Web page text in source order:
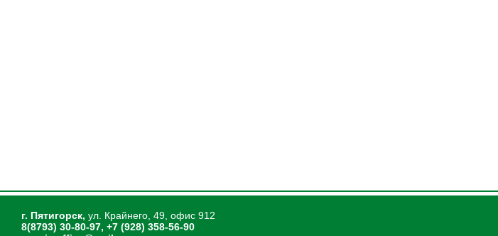
г. Пятигорск, ул. Крайнего, 49, офис 912
8(8793) 30-80-97, +7 (928) 358-56-90